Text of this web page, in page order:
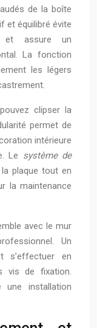
de la boîte
et équilibré évite
et assure un
La fonction
les légers
clipser la
permet de
intérieure
Le système de
plaque tout en
la maintenance
avec le mur
Un
s’effectuer en
vis de fixation.
une installation